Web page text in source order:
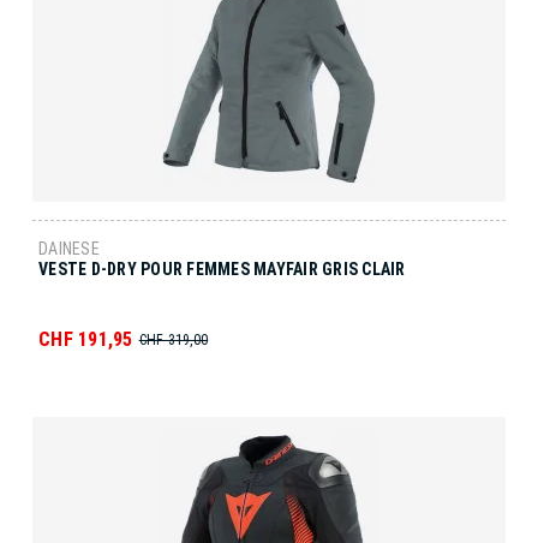
DAINESE
VESTE D-DRY POUR FEMMES MAYFAIR GRIS CLAIR
CHF 319,00
CHF 191,95